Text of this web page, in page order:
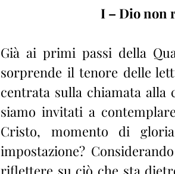
I – Dio non
Già ai primi passi della
sorprende il tenore delle
centrata sulla chiamata alla
siamo invitati a
Cristo, momento di
impostazione?